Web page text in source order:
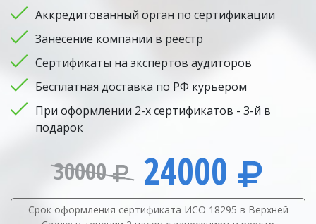
Аккредитованный орган по сертификации
Занесение компании в реестр
Сертификаты на экспертов аудиторов
Бесплатная доставка по РФ курьером
При оформлении 2-х сертификатов - 3-й в
подарок
30000 24000
Срок оформления сертификата ИСО 18295 в Верхней